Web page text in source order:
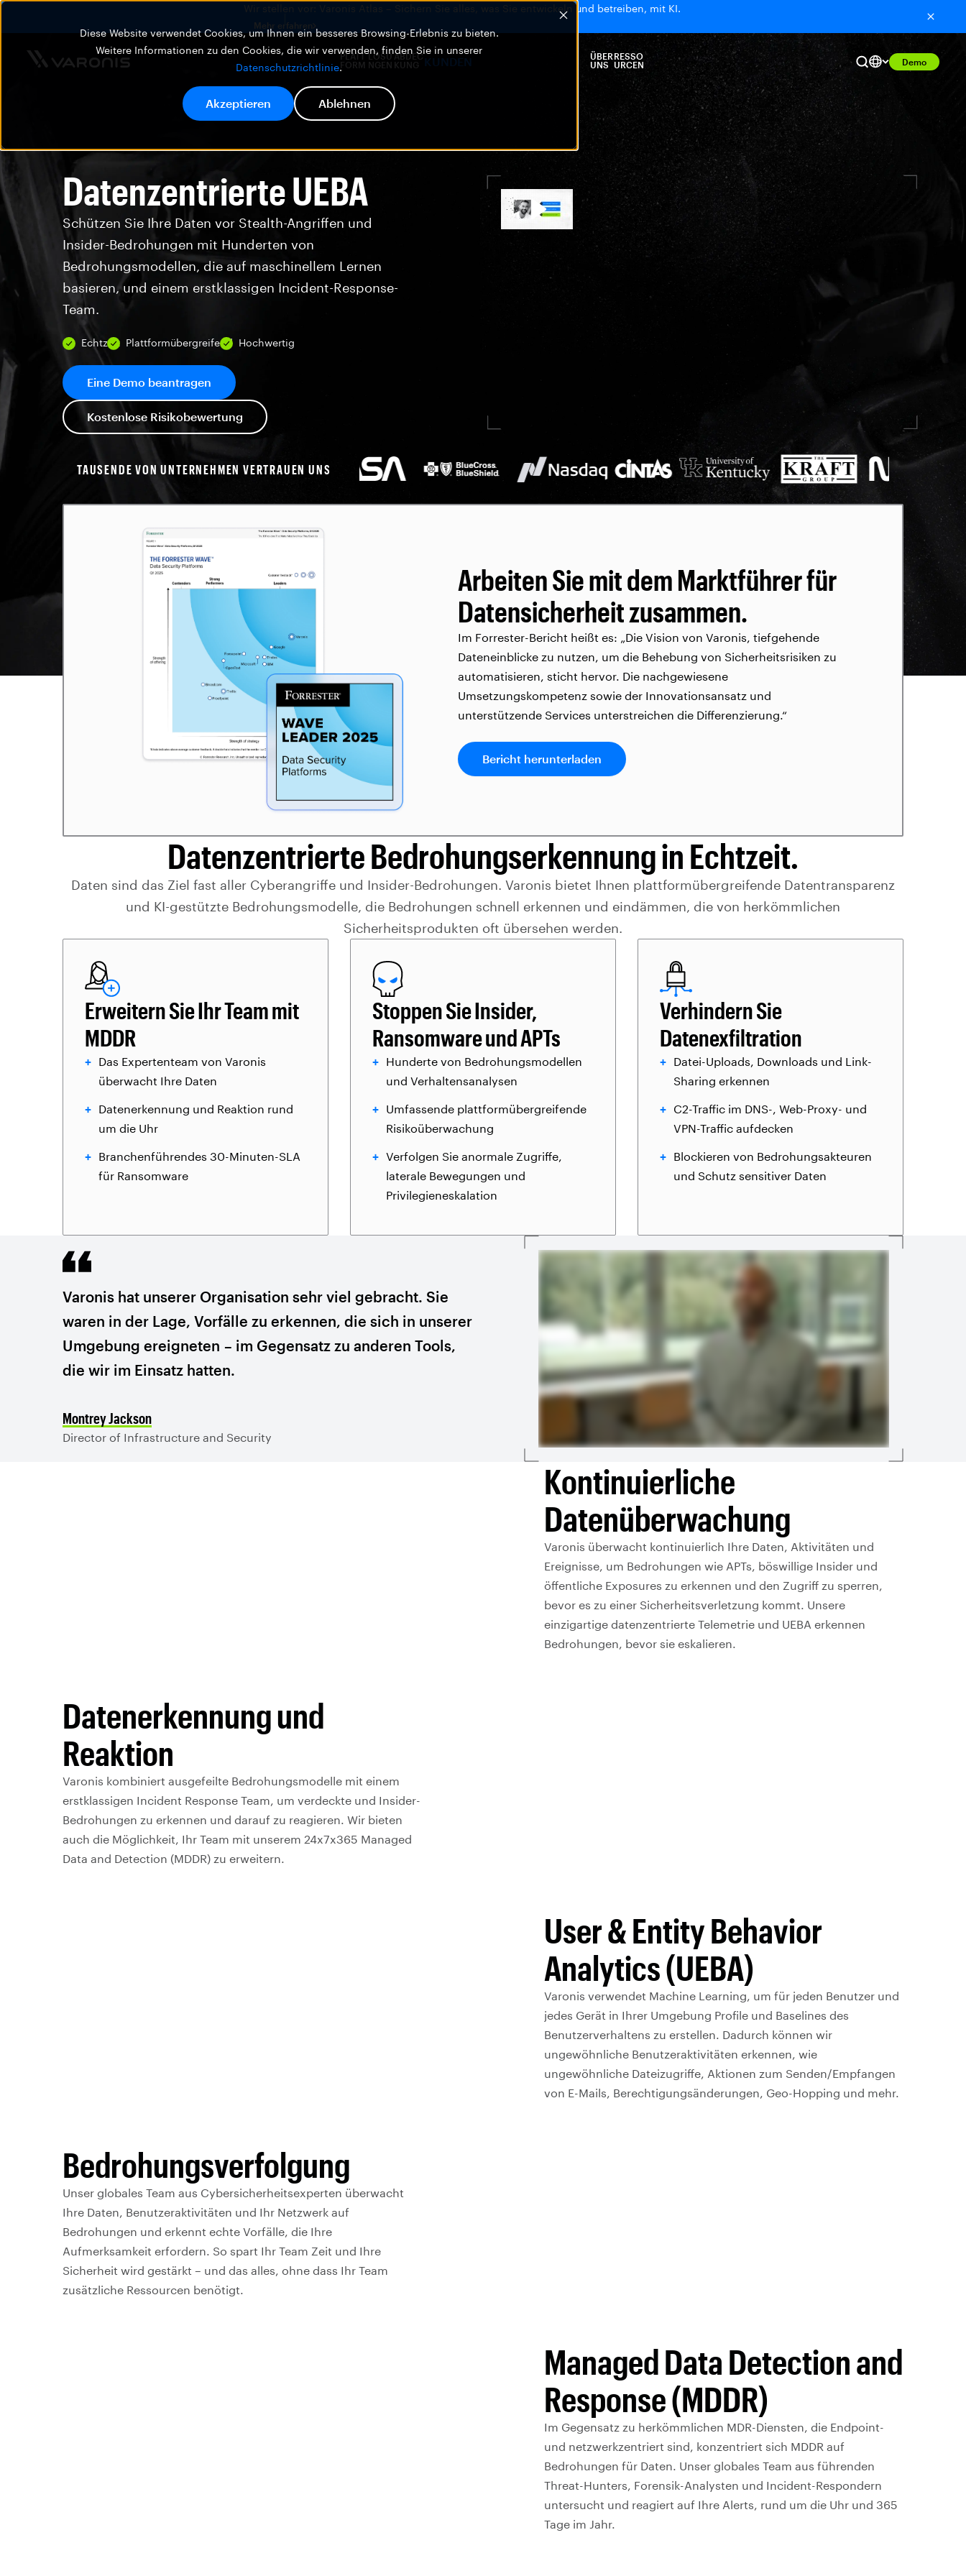
Diese Website verwendet Cookies, um Ihnen ein besseres Browsing-Erlebnis zu bieten.
Weitere Informationen zu den Cookies, die wir verwenden, finden Sie in unserer
Datenschutzrichtlinie.
Akzeptieren Ablehnen
Wir stellen vor: Varonis Atlas – Sichern Sie alles, was Sie entwickeln und betreiben, mit KI.
Mehr erfahren
PLATT
FORM
LÖSU
NGEN
ABDEC
KUNG
KUNDEN
ÜBER
UNS
RESSO
URCEN
Demo
Datenzentrierte UEBA
Schützen Sie Ihre Daten vor Stealth-Angriffen und
Insider-Bedrohungen mit Hunderten von
Bedrohungsmodellen, die auf maschinellem Lernen
basieren, und einem erstklassigen Incident-Response-
Team.
Echtzeit Plattformübergreifend Hochwertig
Eine Demo beantragen
Kostenlose Risikobewertung
TAUSENDE VON UNTERNEHMEN VERTRAUEN UNS
Arbeiten Sie mit dem Marktführer für
Datensicherheit zusammen.
Im Forrester-Bericht heißt es: „Die Vision von Varonis, tiefgehende
Dateneinblicke zu nutzen, um die Behebung von Sicherheitsrisiken zu
automatisieren, sticht hervor. Die nachgewiesene
Umsetzungskompetenz sowie der Innovationsansatz und
unterstützende Services unterstreichen die Differenzierung.“
Bericht herunterladen
Datenzentrierte Bedrohungserkennung in Echtzeit.
Daten sind das Ziel fast aller Cyberangriffe und Insider-Bedrohungen. Varonis bietet Ihnen plattformübergreifende Datentransparenz
und KI-gestützte Bedrohungsmodelle, die Bedrohungen schnell erkennen und eindämmen, die von herkömmlichen
Sicherheitsprodukten oft übersehen werden.
Erweitern Sie Ihr Team mit
MDDR
Das Expertenteam von Varonis
überwacht Ihre Daten
Datenerkennung und Reaktion rund
um die Uhr
Branchenführendes 30-Minuten-SLA
für Ransomware
Stoppen Sie Insider,
Ransomware und APTs
Hunderte von Bedrohungsmodellen
und Verhaltensanalysen
Umfassende plattformübergreifende
Risikoüberwachung
Verfolgen Sie anormale Zugriffe,
laterale Bewegungen und
Privilegieneskalation
Verhindern Sie
Datenexfiltration
Datei-Uploads, Downloads und Link-
Sharing erkennen
C2-Traffic im DNS-, Web-Proxy- und
VPN-Traffic aufdecken
Blockieren von Bedrohungsakteuren
und Schutz sensitiver Daten
Varonis hat unserer Organisation sehr viel gebracht. Sie
waren in der Lage, Vorfälle zu erkennen, die sich in unserer
Umgebung ereigneten – im Gegensatz zu anderen Tools,
die wir im Einsatz hatten.
Montrey Jackson
Director of Infrastructure and Security
Kontinuierliche
Datenüberwachung
Varonis überwacht kontinuierlich Ihre Daten, Aktivitäten und
Ereignisse, um Bedrohungen wie APTs, böswillige Insider und
öffentliche Exposures zu erkennen und den Zugriff zu sperren,
bevor es zu einer Sicherheitsverletzung kommt. Unsere
einzigartige datenzentrierte Telemetrie und UEBA erkennen
Bedrohungen, bevor sie eskalieren.
Datenerkennung und
Reaktion
Varonis kombiniert ausgefeilte Bedrohungsmodelle mit einem
erstklassigen Incident Response Team, um verdeckte und Insider-
Bedrohungen zu erkennen und darauf zu reagieren. Wir bieten
auch die Möglichkeit, Ihr Team mit unserem 24x7x365 Managed
Data and Detection (MDDR) zu erweitern.
User & Entity Behavior
Analytics (UEBA)
Varonis verwendet Machine Learning, um für jeden Benutzer und
jedes Gerät in Ihrer Umgebung Profile und Baselines des
Benutzerverhaltens zu erstellen. Dadurch können wir
ungewöhnliche Benutzeraktivitäten erkennen, wie
ungewöhnliche Dateizugriffe, Aktionen zum Senden/Empfangen
von E-Mails, Berechtigungsänderungen, Geo-Hopping und mehr.
Bedrohungsverfolgung
Unser globales Team aus Cybersicherheitsexperten überwacht
Ihre Daten, Benutzeraktivitäten und Ihr Netzwerk auf
Bedrohungen und erkennt echte Vorfälle, die Ihre
Aufmerksamkeit erfordern. So spart Ihr Team Zeit und Ihre
Sicherheit wird gestärkt – und das alles, ohne dass Ihr Team
zusätzliche Ressourcen benötigt.
Managed Data Detection and
Response (MDDR)
Im Gegensatz zu herkömmlichen MDR-Diensten, die Endpoint-
und netzwerkzentriert sind, konzentriert sich MDDR auf
Bedrohungen für Daten. Unser globales Team aus führenden
Threat-Hunters, Forensik-Analysten und Incident-Respondern
untersucht und reagiert auf Ihre Alerts, rund um die Uhr und 365
Tage im Jahr.